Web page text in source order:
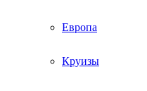
Европа
Круизы